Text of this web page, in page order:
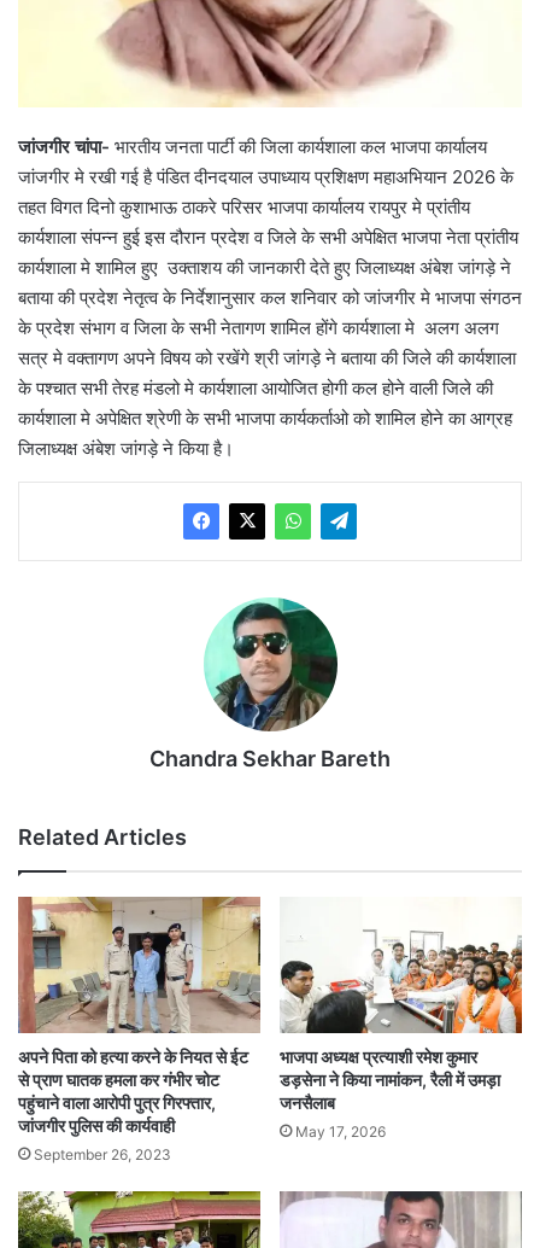
जांजगीर चांपा- भारतीय जनता पार्टी की जिला कार्यशाला कल भाजपा कार्यालय
जांजगीर मे रखी गई है पंडित दीनदयाल उपाध्याय प्रशिक्षण महाअभियान 2026 के
तहत विगत दिनो कुशाभाऊ ठाकरे परिसर भाजपा कार्यालय रायपुर मे प्रांतीय
कार्यशाला संपन्न हुई इस दौरान प्रदेश व जिले के सभी अपेक्षित भाजपा नेता प्रांतीय
कार्यशाला मे शामिल हुए उक्ताशय की जानकारी देते हुए जिलाध्यक्ष अंबेश जांगड़े ने
बताया की प्रदेश नेतृत्व के निर्देशानुसार कल शनिवार को जांजगीर मे भाजपा संगठन
के प्रदेश संभाग व जिला के सभी नेतागण शामिल होंगे कार्यशाला मे अलग अलग
सत्र मे वक्तागण अपने विषय को रखेंगे श्री जांगड़े ने बताया की जिले की कार्यशाला
के पश्चात सभी तेरह मंडलो मे कार्यशाला आयोजित होगी कल होने वाली जिले की
कार्यशाला मे अपेक्षित श्रेणी के सभी भाजपा कार्यकर्ताओ को शामिल होने का आग्रह
जिलाध्यक्ष अंबेश जांगड़े ने किया है।
Chandra Sekhar Bareth
Related Articles
अपने पिता को हत्या करने के नियत से ईट
से प्राण घातक हमला कर गंभीर चोट
पहुंचाने वाला आरोपी पुत्र गिरफ्तार,
जांजगीर पुलिस की कार्यवाही
September 26, 2023
भाजपा अध्यक्ष प्रत्याशी रमेश कुमार
डड़सेना ने किया नामांकन, रैली में उमड़ा
जनसैलाब
May 17, 2026